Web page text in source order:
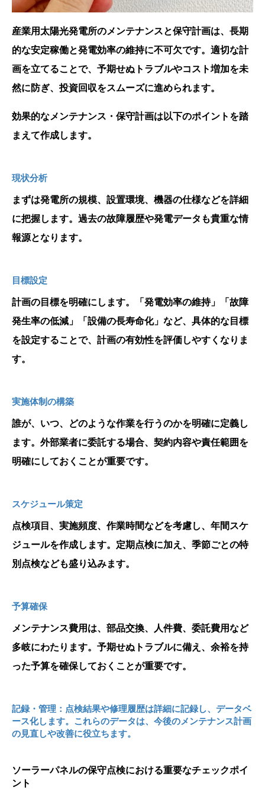
産業用太陽光発電所のメンテナンスと保守計画は、長期
的な安定稼働と発電効率の維持に不可欠です。適切な計
画を立てることで、予期せぬトラブルやコスト増加を未
然に防ぎ、投資回収をスムーズに進められます。
効果的なメンテナンス・保守計画は以下のポイントを踏
まえて作成します。
現状分析
まずは発電所の規模、設置環境、機器の仕様などを詳細
に把握します。過去の故障履歴や発電データも貴重な情
報源となります。
目標設定
計画の目標を明確にします。「発電効率の維持」「故障
発生率の低減」「設備の長寿命化」など、具体的な目標
を設定することで、計画の有効性を評価しやすくなりま
す。
実施体制の構築
誰が、いつ、どのような作業を行うのかを明確に定義し
ます。外部業者に委託する場合、契約内容や責任範囲を
明確にしておくことが重要です。
スケジュール策定
点検項目、実施頻度、作業時間などを考慮し、年間スケ
ジュールを作成します。定期点検に加え、季節ごとの特
別点検なども盛り込みます。
予算確保
メンテナンス費用は、部品交換、人件費、委託費用など
多岐にわたります。予期せぬトラブルに備え、余裕を持
った予算を確保しておくことが重要です。
記録・管理：点検結果や修理履歴は詳細に記録し、データベ
ース化します。これらのデータは、今後のメンテナンス計画
の見直しや改善に役立ちます。
ソーラーパネルの保守点検における重要なチェックポイ
ント